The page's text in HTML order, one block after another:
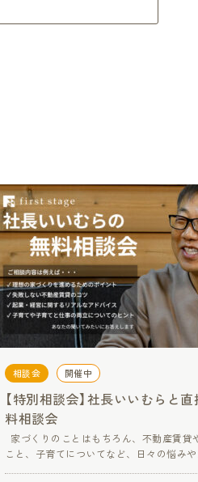
相談会 開催中
【特別相談会】社長いいむらと
料相談会
家づくりのことはもちろん、不動産賃貸
こと、子育てについてなど、日々の悩みや